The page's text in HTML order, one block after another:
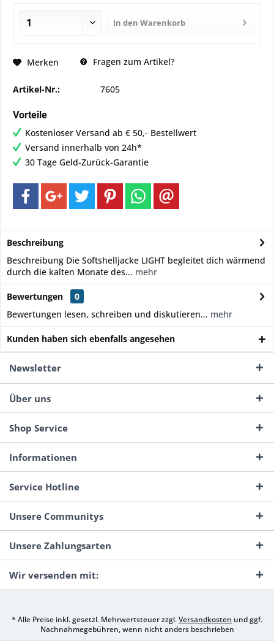
In den Warenkorb
Merken Fragen zum Artikel?
Artikel-Nr.: 7605
Vorteile
Kostenloser Versand ab € 50,- Bestellwert
Versand innerhalb von 24h*
30 Tage Geld-Zurück-Garantie
Beschreibung
Beschreibung Die Softshelljacke LIGHT begleitet dich wärmend
durch die kalten Monate des... mehr
Bewertungen
0
Bewertungen lesen, schreiben und diskutieren... mehr
Kunden haben sich ebenfalls angesehen
Newsletter
Über uns
Shop Service
Informationen
Service Hotline
Unsere Communitys
Unsere Zahlungsarten
Wir versenden mit:
* Alle Preise inkl. gesetzl. Mehrwertsteuer zzgl.Versandkosten und ggf.
Nachnahmegebühren, wenn nicht anders beschrieben